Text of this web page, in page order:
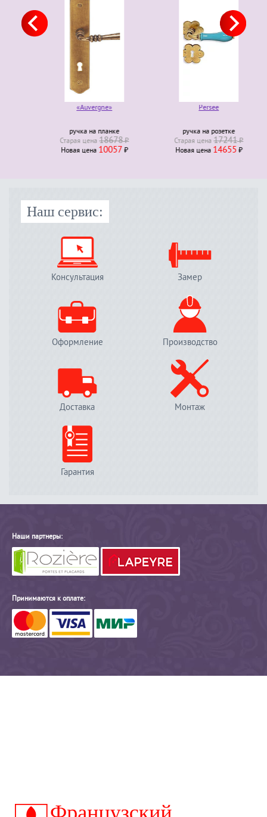
«Auvergne»
ручка на планке
Старая ценa18678₽
Новая ценa10057₽
Persee
ручка на розетке
Старая ценa17241₽
Новая ценa14655₽
Наш сервис:
Консультация Замер
Оформление Производство
Доставка Монтаж
Гарантия
Наши партнеры:
Принимаются к оплате: